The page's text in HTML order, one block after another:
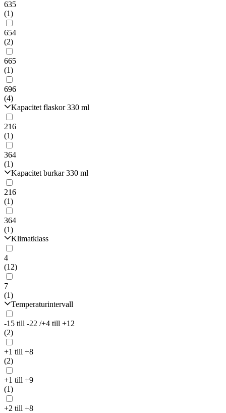
635
(1)
654
(2)
665
(1)
696
(4)
Kapacitet flaskor 330 ml
216
(1)
364
(1)
Kapacitet burkar 330 ml
216
(1)
364
(1)
Klimatklass
4
(12)
7
(1)
Temperaturintervall
-15 till -22 /+4 till +12
(2)
+1 till +8
(2)
+1 till +9
(1)
+2 till +8